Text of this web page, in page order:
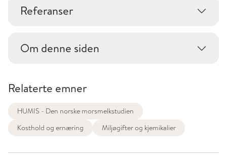
Referanser
Om denne siden
Relaterte emner
HUMIS - Den norske morsmelkstudien
Kosthold og ernæring
Miljøgifter og kjemikalier